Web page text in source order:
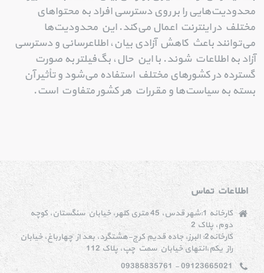
محدودیت‌هایی را بر روی دسترسی افراد به محتواهای
مختلف در اینترنت اعمال می‌کند. این محدودیت‌ها
می‌توانند باعث کاهش آزادی بیان، اطلاعرسانی و دسترسی
آزاد به اطلاعات شوند. با این حال، بگ‌فیلتر به صورت
گسترده در کشورهای مختلف استفاده می‌شود و تأثیر آن
بسته به سیاست‌ها و مقررات هر کشور متفاوت است.
اطلاعات تماس
کارخانه 1:شهر قدس، 45 متری کلهر، خیابان سنگستان، کوچه
دوم، پلاک 2
کارخانه2: البرز، جاده قدیم کرج-هشتگرد، بعد از چهارباغ، خیابان
راز یکم،انتهای خیابان سمت چپ، پلاک 112
09123665021 - 09385835761